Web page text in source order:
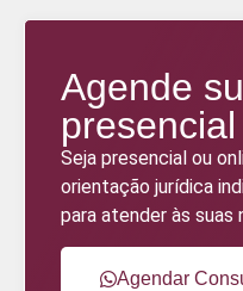
Agende
Seja presencial ou
orientação jurídica
para atender às suas
Agendar